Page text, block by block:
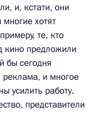
и, кстати, они
хотят
те, кто
кино предложили
бы сегодня
реклама, и многое
усилить работу.
представители